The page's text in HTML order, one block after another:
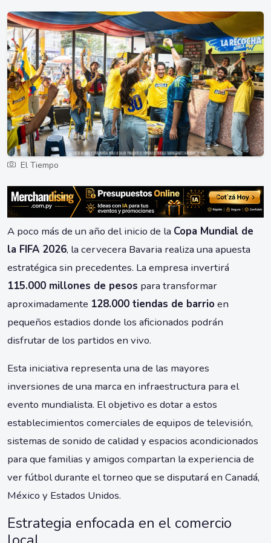
El Tiempo
A poco más de un año del inicio de la Copa Mundial de
la FIFA 2026, la cervecera Bavaria realiza una apuesta
estratégica sin precedentes. La empresa invertirá
115.000 millones de pesos para transformar
aproximadamente 128.000 tiendas de barrio en
pequeños estadios donde los aficionados podrán
disfrutar de los partidos en vivo.
Esta iniciativa representa una de las mayores
inversiones de una marca en infraestructura para el
evento mundialista. El objetivo es dotar a estos
establecimientos comerciales de equipos de televisión,
sistemas de sonido de calidad y espacios acondicionados
para que familias y amigos compartan la experiencia de
ver fútbol durante el torneo que se disputará en Canadá,
México y Estados Unidos.
Estrategia enfocada en el comercio